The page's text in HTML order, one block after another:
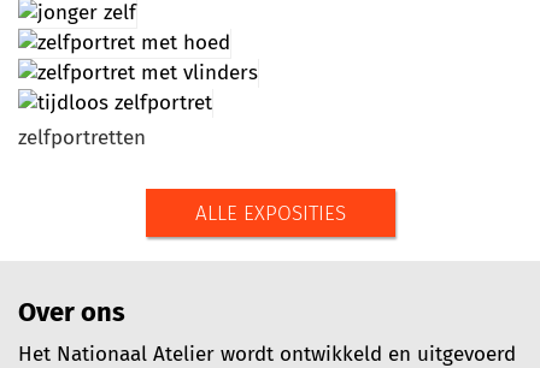
zelfportretten
ALLE EXPOSITIES
Over ons
Het Nationaal Atelier wordt ontwikkeld en uitgevoerd